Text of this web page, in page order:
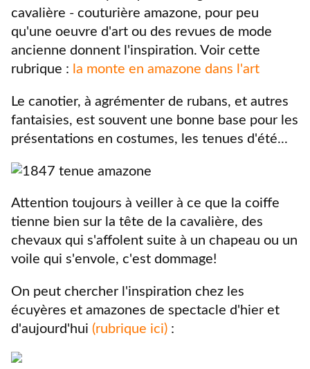
cavalière - couturière amazone, pour peu
qu'une oeuvre d'art ou des revues de mode
ancienne donnent l'inspiration. Voir cette
rubrique : la monte en amazone dans l'art
Le canotier, à agrémenter de rubans, et autres
fantaisies, est souvent une bonne base pour les
présentations en costumes, les tenues d'été...
Attention toujours à veiller à ce que la coiffe
tienne bien sur la tête de la cavalière, des
chevaux qui s'affolent suite à un chapeau ou un
voile qui s'envole, c'est dommage!
On peut chercher l'inspiration chez les
écuyères et amazones de spectacle d'hier et
d'aujourd'hui (rubrique ici) :